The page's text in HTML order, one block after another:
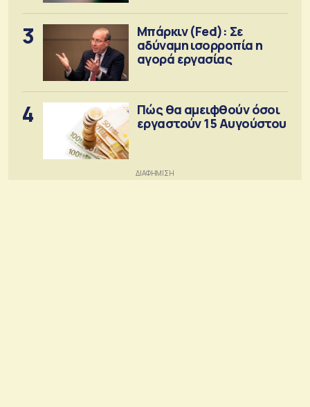
3
Μπάρκιν (Fed): Σε
αδύναμη ισορροπία η
αγορά εργασίας
4
Πώς θα αμειφθούν όσοι
εργαστούν 15 Αυγούστου